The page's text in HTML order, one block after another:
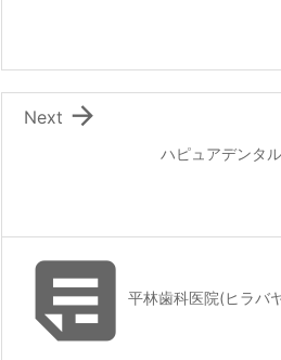
ハピュアデンタ

Next
平林歯科医院(ヒラバ